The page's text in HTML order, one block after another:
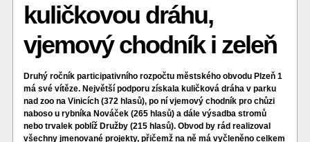
kuličkovou dráhu,
vjemový chodník i zeleň
Druhý ročník participativního rozpočtu městského obvodu Plzeň 1
má své vítěze. Největší podporu získala kuličková dráha v parku
nad zoo na Vinicích (372 hlasů), po ní vjemový chodník pro chůzi
naboso u rybníka Nováček (265 hlasů) a dále výsadba stromů
nebo trvalek poblíž Družby (215 hlasů). Obvod by rád realizoval
všechny jmenované projekty, přičemž na ně má vyčleněno celkem